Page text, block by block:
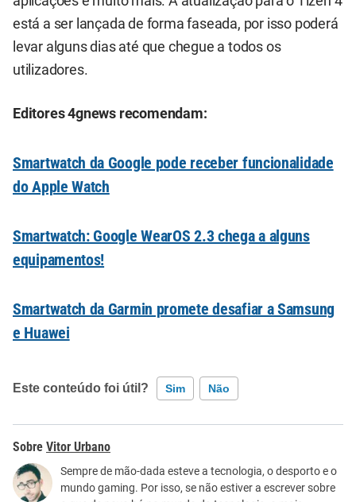
está a ser lançada de forma faseada, por isso poderá
levar alguns dias até que chegue a todos os
utilizadores.
Editores 4gnews recomendam:
Smartwatch da Google pode receber funcionalidade
do Apple Watch
Smartwatch: Google WearOS 2.3 chega a alguns
equipamentos!
Smartwatch da Garmin promete desafiar a Samsung
e Huawei
Este conteúdo foi útil? Sim Não
Este conteúdo contém informação incorreta
Este conteúdo não tem a informação que procuro
Vitor Urbano
Sempre de mão-dada esteve a tecnologia, o desporto e o
mundo gaming. Por isso, se não estiver a escrever sobre